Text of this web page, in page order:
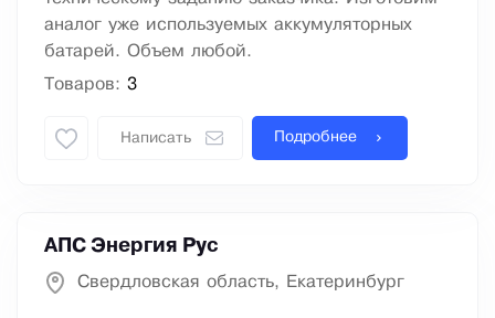
аналог уже используемых аккумуляторных
батарей. Объем любой.
Товаров: 3
Написать Подробнее
АПС Энергия Рус
Свердловская область, Екатеринбург